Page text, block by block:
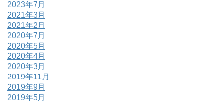
2023年7月
2021年3月
2021年2月
2020年7月
2020年5月
2020年4月
2020年3月
2019年11月
2019年9月
2019年5月